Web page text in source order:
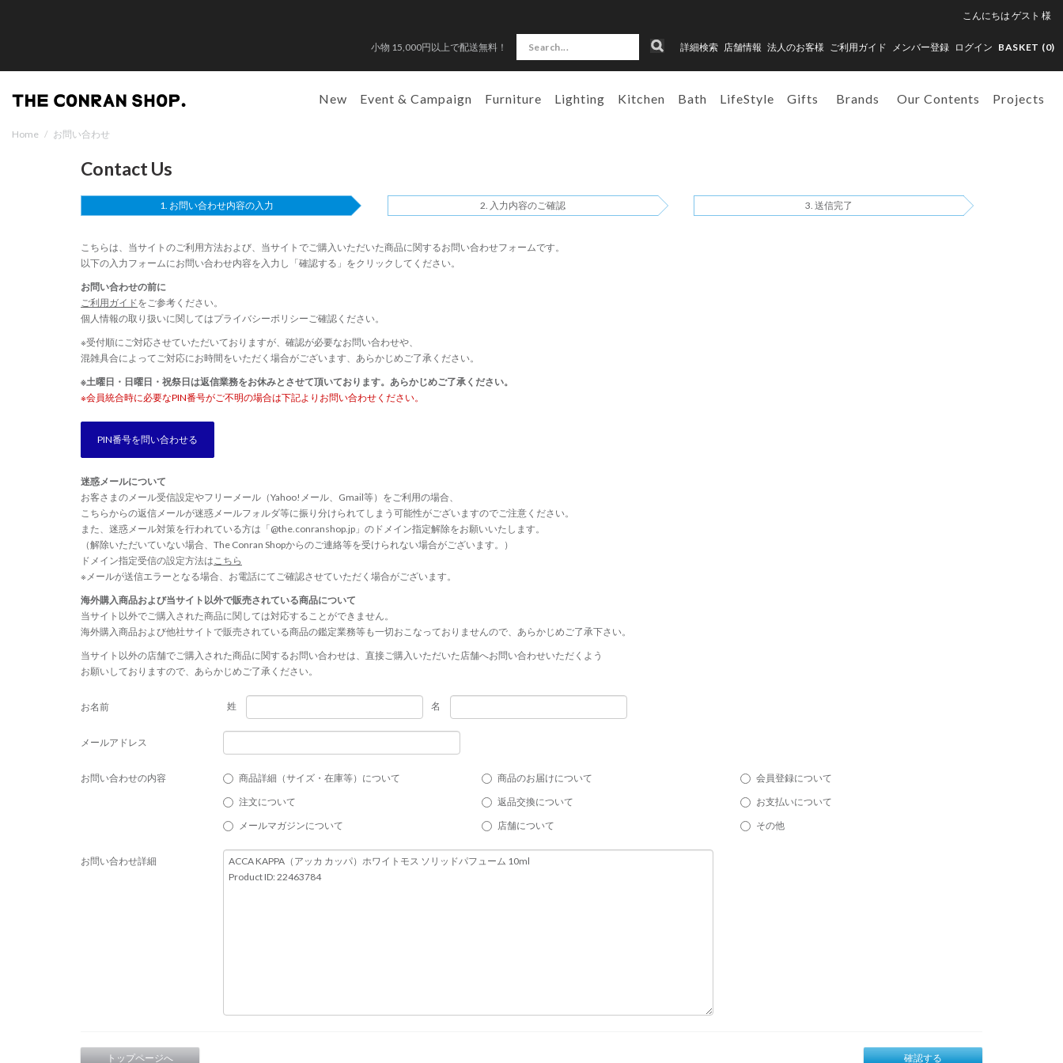
こんにちは ゲスト 様
小物 15,000円以上で配送無料！ 詳細検索 店舗情報 法人のお客様 ご利用ガイド メンバー登録 ログイン BASKET (0)
New Event & Campaign Furniture Lighting Kitchen Bath LifeStyle Gifts Brands Our Contents Projects
Home / お問い合わせ
Contact Us
お問い合わせ内容の入力 入力内容のご確認 送信完了
こちらは、当サイトのご利用方法および、当サイトでご購入いただいた商品に関するお問い合わせフォームです。
以下の入力フォームにお問い合わせ内容を入力し「確認する」をクリックしてください。
お問い合わせの前に
ご利用ガイドをご参考ください。
個人情報の取り扱いに関してはプライバシーポリシーご確認ください。
※受付順にご対応させていただいておりますが、確認が必要なお問い合わせや、
混雑具合によってご対応にお時間をいただく場合がございます、あらかじめご了承ください。
※土曜日・日曜日・祝祭日は返信業務をお休みとさせて頂いております。あらかじめご了承ください。
※会員統合時に必要なPIN番号がご不明の場合は下記よりお問い合わせください。
PIN番号を問い合わせる
迷惑メールについて
お客さまのメール受信設定やフリーメール（Yahoo!メール、Gmail等）をご利用の場合、
こちらからの返信メールが迷惑メールフォルダ等に振り分けられてしまう可能性がございますのでご注意ください。
また、迷惑メール対策を行われている方は「@the.conranshop.jp」のドメイン指定解除をお願いいたします。
（解除いただいていない場合、The Conran Shopからのご連絡等を受けられない場合がございます。）
ドメイン指定受信の設定方法はこちら
※メールが送信エラーとなる場合、お電話にてご確認させていただく場合がございます。
海外購入商品および当サイト以外で販売されている商品について
当サイト以外でご購入された商品に関しては対応することができません。
海外購入商品および他社サイトで販売されている商品の鑑定業務等も一切おこなっておりませんので、あらかじめご了承下さい。
当サイト以外の店舗でご購入された商品に関するお問い合わせは、直接ご購入いただいた店舗へお問い合わせいただくよう
お願いしておりますので、あらかじめご了承ください。
お名前 姓 名
メールアドレス
お問い合わせの内容 商品詳細（サイズ・在庫等）について 商品のお届けについて
会員登録について
注文について
返品交換について
お支払いについて
メールマガジンについて
店舗について その他
お問い合わせ詳細
確認する
トップページへ